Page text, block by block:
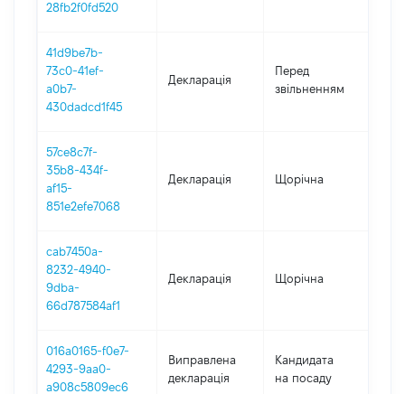
28fb2f0fd520
41d9be7b-
73c0-41ef-
a0b7-
430dadcd1f45
Декларація
Перед
звільненням
57ce8c7f-
35b8-434f-
af15-
851e2efe7068
Декларація Щорічна
cab7450a-
8232-4940-
9dba-
66d787584af1
Декларація Щорічна
016a0165-f0e7-
4293-9aa0-
a908c5809ec6
Виправлена
декларація
Кандидата
на посаду